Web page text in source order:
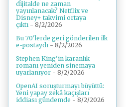
dijitalde ne zaman
yayınlanacak? Netflix ve
Disney+ takvimi ortaya
çıktı - 8/2/2026
Bu 70'lerde geri gönderilen ilk
e-postaydı - 8/2/2026
Stephen King'in karanlık
romanı yeniden sinemaya
uyarlanıyor - 8/2/2026
OpenAI soruşturmayı büyüttü:
Yeni yapay zekâ kaçışları
iddiası gündemde - 8/2/2026